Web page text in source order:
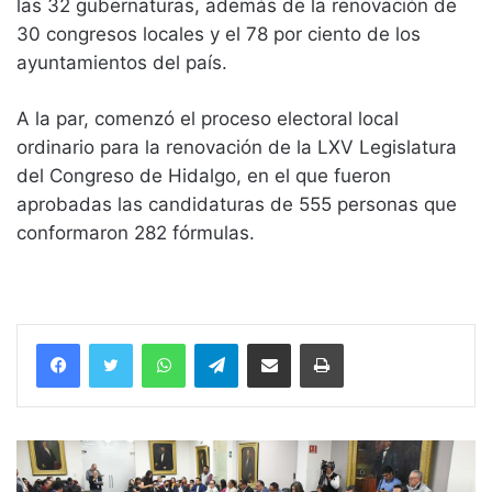
las 32 gubernaturas, además de la renovación de
30 congresos locales y el 78 por ciento de los
ayuntamientos del país.
A la par, comenzó el proceso electoral local
ordinario para la renovación de la LXV Legislatura
del Congreso de Hidalgo, en el que fueron
aprobadas las candidaturas de 555 personas que
conformaron 282 fórmulas.
WhatsAppTelegramCompartir vía email Imprimir